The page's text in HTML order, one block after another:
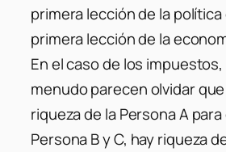
primera lección de la
primera lección de la
En el caso de los
menudo parecen olvidar
riqueza de la Persona A para
Persona B y C, hay riqueza